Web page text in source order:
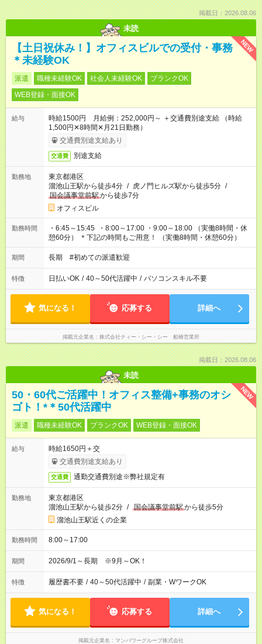
掲載日：2026.08.06
未読
NEW
【土日祝休み！】オフィスビルでの受付・事務
＊未経験OK
派遣 職種未経験OK 社会人未経験OK
ブランクOK
WEB登録・面接OK
給与
時給1500円 月給例：252,000円～ ＋交通費別途支給 （時給
1,500円✕8時間✕月21日勤務）
交通費別途支給あり
交通費 別途支給
勤務地
東京都港区
溜池山王駅から徒歩4分 / 虎ノ門ヒルズ駅から徒歩5分 /
国会議事堂前駅から徒歩7分
オフィスビル
勤務時間
・6:45～15:45 ・8:00～17:00 ・9:00～18:00 （実働8時間・休
憩60分） ＊下記の時間もご用意！ （実働8時間・休憩60分）
期間 長期 #初めての派遣歓迎
特徴 日払いOK / 40～50代活躍中 / パソコンスキル不要
気になる！ 応募する 詳細へ
掲載元企業名 株式会社ティー・シー・シー 船橋営業所
掲載日：2026.08.06
未読
NEW
50・60代ご活躍中！オフィス整備+事務のオシ
ゴト！*＊50代活躍中
派遣 職種未経験OK ブランクOK WEB登録・面接OK
給与
時給1650円＋交
交通費別途支給あり
交通費 通勤交通費別途※弊社規定有
勤務地
東京都港区
溜池山王駅から徒歩2分 / 国会議事堂前駅から徒歩5分
溜池山王駅近くの企業
勤務時間 8:00～17:00
期間 2026/9/1～長期 ※9月～OK！
特徴 履歴書不要 / 40～50代活躍中 / 副業・WワークOK
気になる！ 応募する 詳細へ
掲載元企業名 マンパワーグループ株式会社